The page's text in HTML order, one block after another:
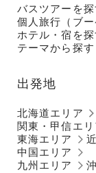
バスツアーを探
個人旅行（ブ
ホテル・宿を探
テーマから探す
出発地
北海道エリア
関東・甲信エリ
東海エリア
中国エリア
九州エリア